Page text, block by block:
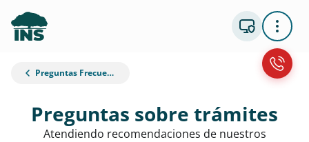
Preguntas Frecuentes
Preguntas sobre trámites
Atendiendo recomendaciones de nuestros